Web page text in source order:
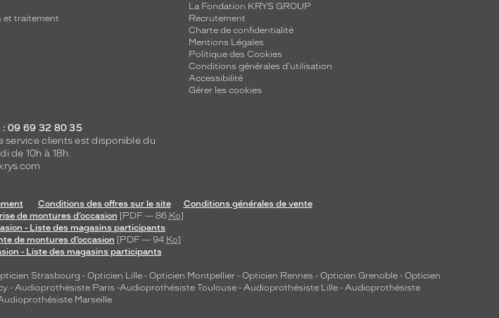
et traitement
La Fondation KRYS GROUP
Recrutement
Charte de confidentialité
Mentions Légales
Politique des Cookies
Conditions générales d'utilisation
Accessibilité
Gérer les cookies
: 09 69 32 80 35
service clients est disponible du
de 10h à 18h.
Conditions des offres sur le site
Conditions générales de vente
de montures d’occasion [PDF — 86 Ko]
- Liste des magasins participants
de montures d’occasion [PDF — 94 Ko]
- Liste des magasins participants
Strasbourg - Opticien Lille - Opticien Montpellier - Opticien Rennes - Opticien Grenoble - Opticien
- Audioprothésiste Paris -Audioprothésiste Toulouse - Audioprothésiste Lille - Audioprothésiste
Marseille